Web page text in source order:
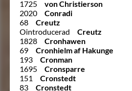
1725
von Christierson
2020
Conradi
68
Creutz
Ointroducerad
Creutz
1828
Cronhawen
69
Cronhielm af Hakunge
193
Cronman
1695
Cronsparre
151
Cronstedt
83
Cronstedt